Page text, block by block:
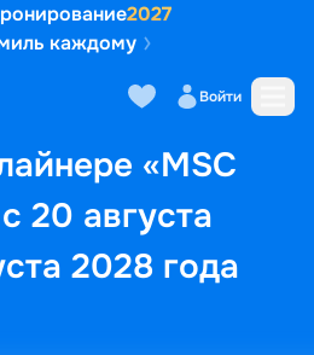
2027
каждому
Войти
«MSC
20 августа
2028 года
кают Маршрут и